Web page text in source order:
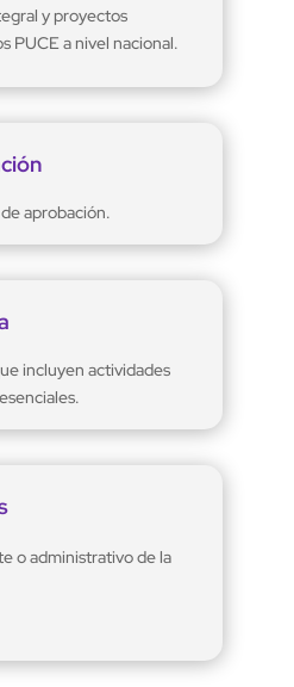
y proyectos
PUCE a nivel nacional.
aprobación.
incluyen actividades
o administrativo de la